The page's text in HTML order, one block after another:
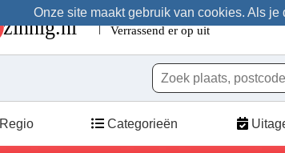
Onze site maakt gebruik van cookies. Als
Regio Categorieën